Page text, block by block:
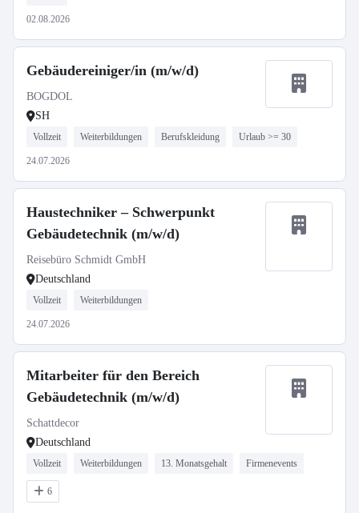
02.08.2026
Gebäudereiniger/in (m/w/d)
BOGDOL
SH
Vollzeit Weiterbildungen Berufskleidung Urlaub >= 30
24.07.2026
Haustechniker – Schwerpunkt
Gebäudetechnik (m/w/d)
Reisebüro Schmidt GmbH
Deutschland
Vollzeit Weiterbildungen
24.07.2026
Mitarbeiter für den Bereich
Gebäudetechnik (m/w/d)
Schattdecor
Deutschland
Vollzeit Weiterbildungen 13. Monatsgehalt Firmenevents
6